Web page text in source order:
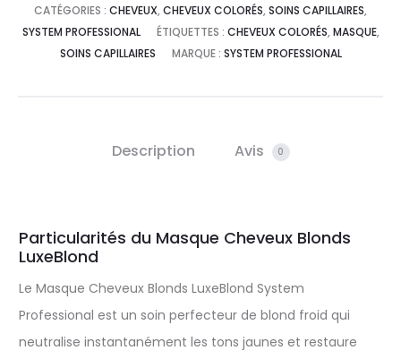
CATÉGORIES : CHEVEUX, CHEVEUX COLORÉS, SOINS CAPILLAIRES,
SYSTEM PROFESSIONAL
ÉTIQUETTES : CHEVEUX COLORÉS, MASQUE,
SOINS CAPILLAIRES
MARQUE : SYSTEM PROFESSIONAL
Description Avis 0
Particularités du Masque Cheveux Blonds
LuxeBlond
Le Masque Cheveux Blonds LuxeBlond System
Professional est un soin perfecteur de blond froid qui
neutralise instantanément les tons jaunes et restaure